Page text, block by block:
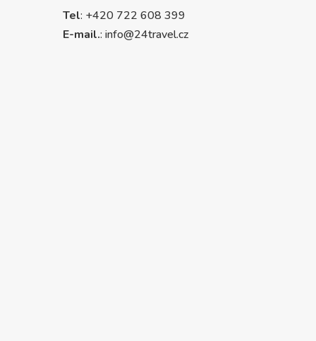
Tel: +420 722 608 399
E-mail.:info@24travel.cz